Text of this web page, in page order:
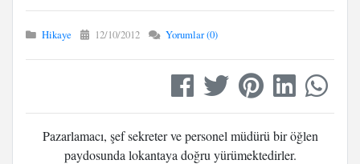
Hikaye 12/10/2012 Yorumlar (0)
Pazarlamacı, şef sekreter ve personel müdürü bir öğlen
paydosunda lokantaya doğru yürümektedirler.